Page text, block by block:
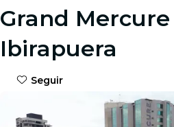
Grand
Ibirapuera
Seguir